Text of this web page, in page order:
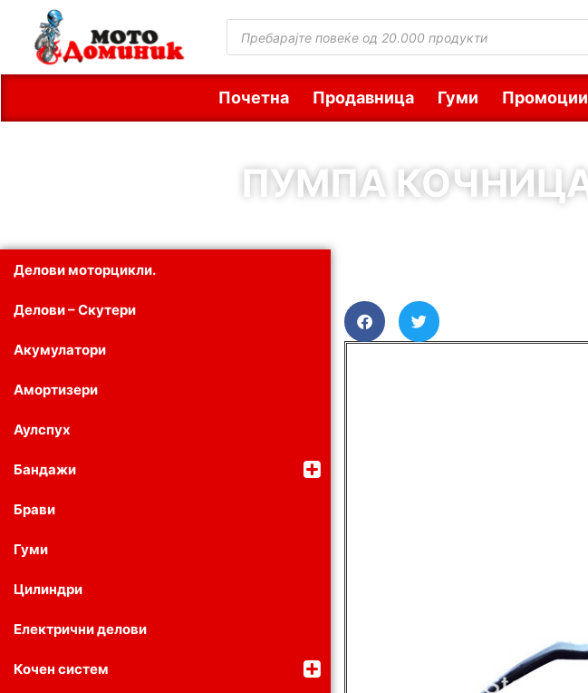
Почетна Продавница Гуми Промоции
ПУМПА
Делови моторцикли.
Делови – Скутери
Акумулатори
Амортизери
Аулспух
Бандажи
Брави
Гуми
Цилиндри
Електрични делови
Кочен систем